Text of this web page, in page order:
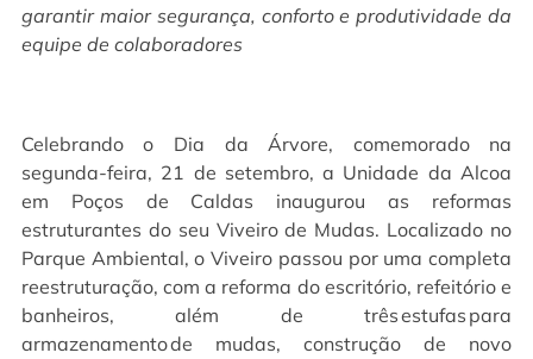
garantir maior segurança, conforto e produtividade da
equipe de colaboradores
Celebrando o Dia da Árvore, comemorado na
segunda-feira, 21 de setembro, a Unidade da Alcoa
em Poços de Caldas inaugurou as reformas
estruturantes do seu Viveiro de Mudas. Localizado no
Parque Ambiental, o Viveiro passou por uma completa
reestruturação, com a reforma do escritório, refeitório e
banheiros, além de três estufas para
armazenamento de mudas, construção de novo